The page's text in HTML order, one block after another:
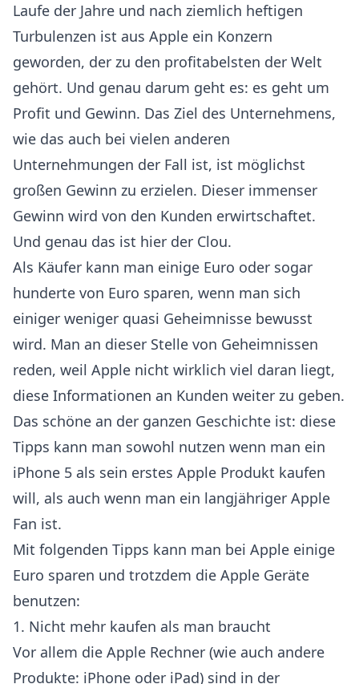
Laufe der Jahre und nach ziemlich heftigen
Turbulenzen ist aus Apple ein Konzern
geworden, der zu den profitabelsten der Welt
gehört. Und genau darum geht es: es geht um
Profit und Gewinn. Das Ziel des Unternehmens,
wie das auch bei vielen anderen
Unternehmungen der Fall ist, ist möglichst
großen Gewinn zu erzielen. Dieser immenser
Gewinn wird von den Kunden erwirtschaftet.
Und genau das ist hier der Clou.
Als Käufer kann man einige Euro oder sogar
hunderte von Euro sparen, wenn man sich
einiger weniger quasi Geheimnisse bewusst
wird. Man an dieser Stelle von Geheimnissen
reden, weil Apple nicht wirklich viel daran liegt,
diese Informationen an Kunden weiter zu geben.
Das schöne an der ganzen Geschichte ist: diese
Tipps kann man sowohl nutzen wenn man ein
iPhone 5 als sein erstes Apple Produkt kaufen
will, als auch wenn man ein langjähriger Apple
Fan ist.
Mit folgenden Tipps kann man bei Apple einige
Euro sparen und trotzdem die Apple Geräte
benutzen:
1. Nicht mehr kaufen als man braucht
Vor allem die Apple Rechner (wie auch andere
Produkte: iPhone oder iPad) sind in der